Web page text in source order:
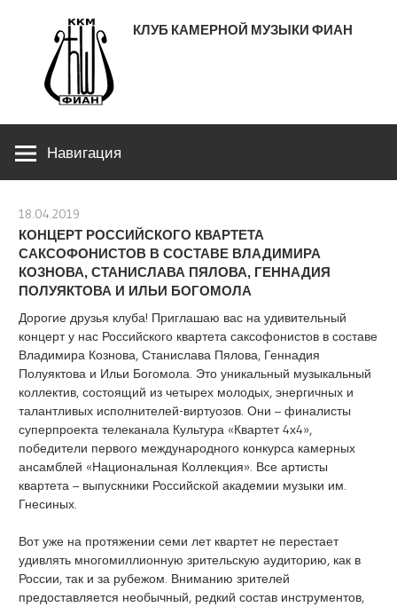
содержимому
КЛУБ КАМЕРНОЙ МУЗЫКИ ФИАН
ЛЕНИНСКИЙ ПРОСПЕКТ 53
Навигация
18.04.2019
КОНЦЕРТ РОССИЙСКОГО КВАРТЕТА
САКСОФОНИСТОВ В СОСТАВЕ ВЛАДИМИРА
КОЗНОВА, СТАНИСЛАВА ПЯЛОВА, ГЕННАДИЯ
ПОЛУЯКТОВА И ИЛЬИ БОГОМОЛА
Дорогие друзья клуба! Приглашаю вас на удивительный
концерт у нас Российского квартета саксофонистов в составе
Владимира Кознова, Станислава Пялова, Геннадия
Полуяктова и Ильи Богомола. Это уникальный музыкальный
коллектив, состоящий из четырех молодых, энергичных и
талантливых исполнителей-виртуозов. Они – финалисты
суперпроекта телеканала Культура «Квартет 4х4»,
победители первого международного конкурса камерных
ансамблей «Национальная Коллекция». Все артисты
квартета – выпускники Российской академии музыки им.
Гнесиных.
Вот уже на протяжении семи лет квартет не перестает
удивлять многомиллионную зрительскую аудиторию, как в
России, так и за рубежом. Вниманию зрителей
предоставляется необычный, редкий состав инструментов,